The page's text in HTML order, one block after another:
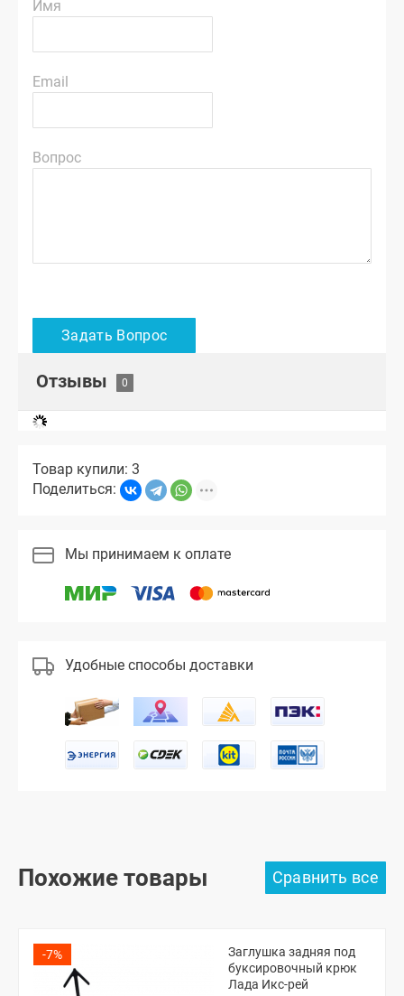
Имя
Email
Вопрос
Отзывы
Товар купили: 3
Поделиться:
Мы принимаем к оплате
Удобные способы доставки
Похожие товары
-7%
Заглушка задняя под
буксировочный крюк
Лада Икс-рей